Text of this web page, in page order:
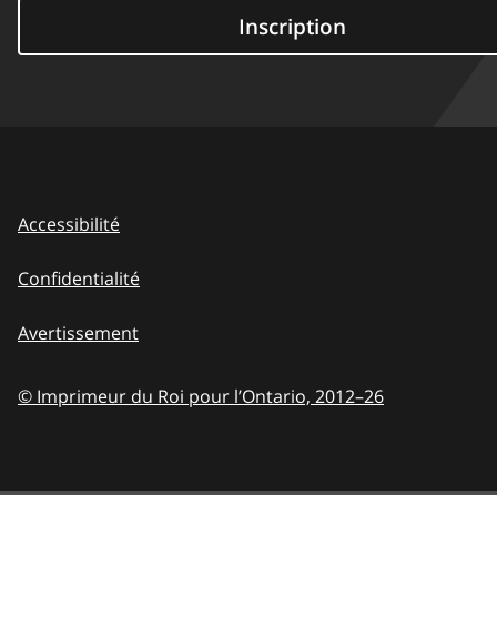
Inscription
Accessibilité
Confidentialité
Avertissement
© Imprimeur du Roi pour l’Ontario, 2012–26